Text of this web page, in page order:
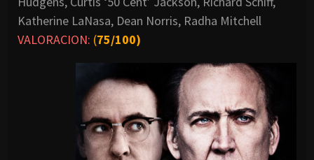
Katherine LaNasa, Dean Norris, Radha Mitchell
VALORACION: (75/100)